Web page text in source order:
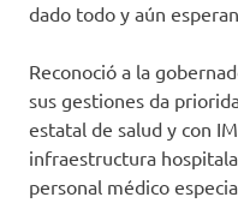
dado todo y aún
Reconoció a la
sus gestiones da
estatal de salud y con
infraestructura
personal médico